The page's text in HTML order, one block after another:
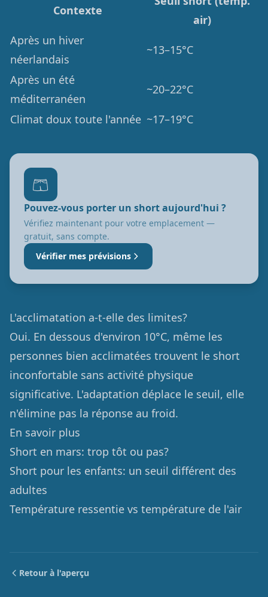
Contexte
air)
Après un hiver
néerlandais
~13–15°C
Après un été
méditerranéen
~20–22°C
Climat doux toute l'année ~17–19°C
🩳
Pouvez-vous porter un short aujourd'hui ?
Vérifiez maintenant pour votre emplacement —
gratuit, sans compte.
Vérifier mes prévisions
L'acclimatation a-t-elle des limites?
Oui. En dessous d'environ 10°C, même les
personnes bien acclimatées trouvent le short
inconfortable sans activité physique
significative. L'adaptation déplace le seuil, elle
n'élimine pas la réponse au froid.
En savoir plus
Short en mars: trop tôt ou pas?
Short pour les enfants: un seuil différent des
adultes
Température ressentie vs température de l'air
Retour à l'aperçu